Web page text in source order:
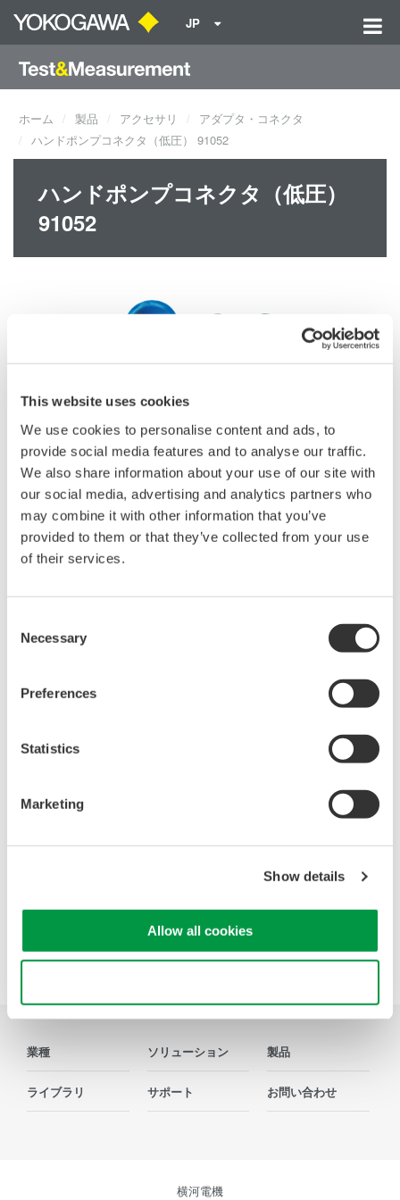
This website uses cookies
We use cookies to personalise content and ads, to
provide social media features and to analyse our traffic.
We also share information about your use of our site with
our social media, advertising and analytics partners who
may combine it with other information that you’ve
provided to them or that they’ve collected from your use
of their services.
Selection
Necessary
Preferences
Statistics
Marketing
Show details
Allow all cookies
JP
ホーム 製品 アクセサリ
アダプタ・コネクタ
ハンドポンプコネクタ（低圧） 91052
ハンドポンプコネクタ（低圧）
91052
価格¥18,000（税抜）
見積りのご相談 技術的なお問い合わせ
Precision Making
業種 ソリューション 製品
ライブラリ サポート お問い合わせ
横河電機